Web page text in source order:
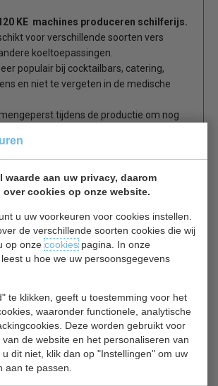
waarde aan uw privacy, daarom
over cookies op onze website.
u uw voorkeuren voor cookies instellen.
de verschillende soorten cookies die wij
op onzecookiespagina. In onze
leest u hoe we uw persoonsgegevens
te klikken, geeft u toestemming voor het
waaronder functionele, analytische
Deze worden gebruikt voor
de website en het personaliseren van
dit niet, klik dan op "Instellingen" om uw
aan te passen.
KE machines produceren schilferijs.
voor verschillende soorten vers
koeltoepassingen.
populair bij cocktailbars, catering,
en niet te vergeten in de medische
tijdens de productie om nog
en nog veel meer.
schilferijs/nuggetijs, waarbij
is. Schilfer- en nuggetijs wordt
koeldoeleinden gebruikt, waaronder
gekoeldhouden van verse vis, groente
sector voor het koelen van
worden carbon wormlagers toegepast,
alternatief voor rollagers.
levensduur van uw machine toe en